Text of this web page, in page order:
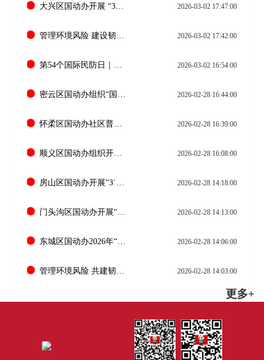
大兴区国动办开展 “3・1”国际民防日主题宣传活动 2026-03-02 17:47:00
管理环境风险 建设韧性与可持续未来！西城区国动办开展第54个“国际民防日”主题宣传活动 2026-03-02 17:42:00
第54个国际民防日｜海淀区国动办携手蓝天救援队共筑安全防线 2026-03-02 16:54:00
密云区国动办组织“国际民防日” 国防动员宣教进社区活动 2026-02-28 16:44:00
怀柔区国动办社区普法“闹”元宵 国防知识“玩”中学 2026-02-28 16:39:00
顺义区国动办组织开展国际民防日宣教活动 2026-02-28 16:08:00
房山区国动办开展“3˙1国际民防日” 宣传活动 2026-02-28 14:18:00
门头沟区国动办开展“国际民防日”系列宣传活动 2026-02-28 14:13:00
东城区国动办2026年“国际民防日” 开展国防动员宣传活动 2026-02-28 14:06:00
管理环境风险 共建韧性未来丨西城区国动办开展第54个国际民防日主题宣传活动 2026-02-28 14:03:00
更多+